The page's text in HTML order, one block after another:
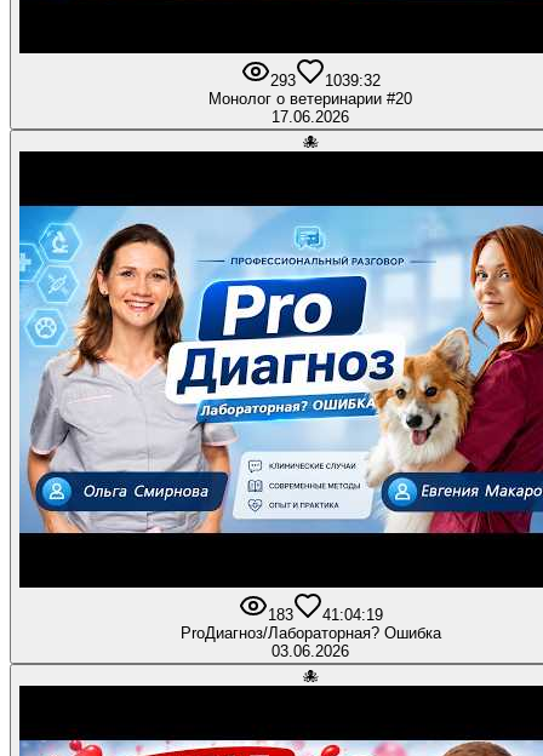
293 1039:32
Монолог о ветеринарии #20
17.06.2026
🐙
183 41:04:19
ProДиагноз/Лабораторная? Ошибка
03.06.2026
🐙